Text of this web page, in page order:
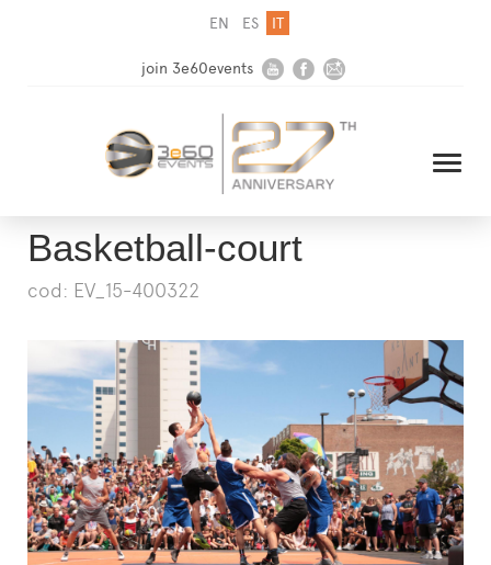
EN ES IT
join 3e60events
HOME
AZIENDA
SOLUZIONI
MEDIA
NEWSLETTER
CONTATTI
L'ESPERTO RISPONDE
Basketball-court
cod: EV_15-400322